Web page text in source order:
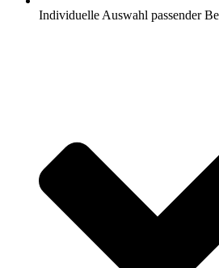
Individuelle Auswahl passender